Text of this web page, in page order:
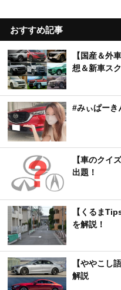
おすすめ記事
【国産＆外
想＆新車ス
#みぃぱーき
【車のクイ
出題！
【くるま
を解説！
【ややこし
解説